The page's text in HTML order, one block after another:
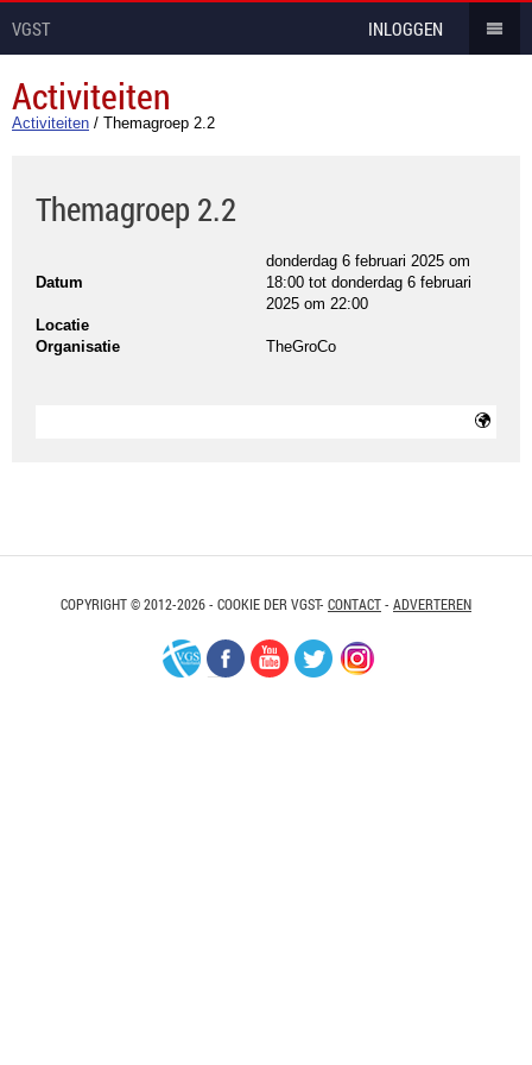
VGST INLOGGEN
Activiteiten
Activiteiten / Themagroep 2.2
Themagroep 2.2
Datum
donderdag 6 februari 2025 om
18:00 tot donderdag 6 februari
2025 om 22:00
Locatie
Organisatie
TheGroCo
COPYRIGHT © 2012-2026 - COOKIE DER VGST- CONTACT- ADVERTEREN